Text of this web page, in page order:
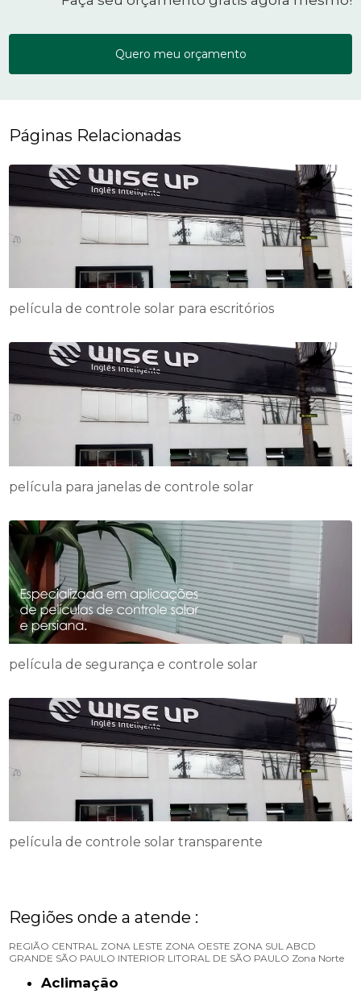
Quero meu orçamento
Páginas Relacionadas
película de controle solar para escritórios
película para janelas de controle solar
película de segurança e controle solar
película de controle solar transparente
Regiões onde a atende :
REGIÃO CENTRAL ZONA LESTE ZONA OESTE ZONA SUL ABCD
GRANDE SÃO PAULO INTERIOR LITORAL DE SÃO PAULO Zona Norte
Aclimação